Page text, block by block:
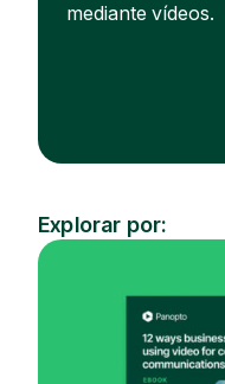
mediante vídeos.
Explorar por:
Sector
Tema